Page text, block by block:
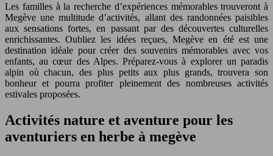
Les familles à la recherche d’expériences mémorables trouveront à
Megève une multitude d’activités, allant des randonnées paisibles
aux sensations fortes, en passant par des découvertes culturelles
enrichissantes. Oubliez les idées reçues, Megève en été est une
destination idéale pour créer des souvenirs mémorables avec vos
enfants, au cœur des Alpes. Préparez-vous à explorer un paradis
alpin où chacun, des plus petits aux plus grands, trouvera son
bonheur et pourra profiter pleinement des nombreuses activités
estivales proposées.
Activités nature et aventure pour les
aventuriers en herbe à megève